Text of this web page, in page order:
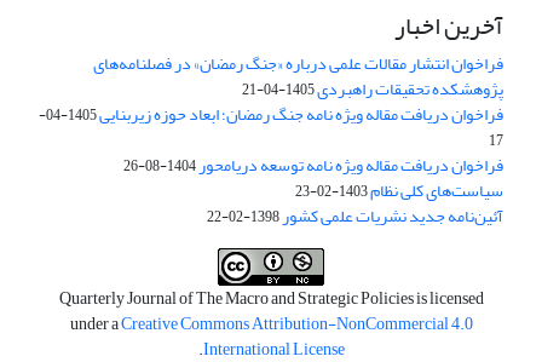
آخرین اخبار
فراخوان انتشار مقالات علمی درباره «جنگ رمضان» در فصلنامه‌های
پژوهشکده تحقیقات راهبردی1405-04-21
فراخوان دریافت مقاله ویژه نامه جنگ رمضان؛ ابعاد حوزه زیربنایی
1405-04-
17
فراخوان دریافت مقاله ویژه نامه توسعه دریامحور1404-08-26
سیاست‌های کلی نظام1403-02-23
آئین‌نامه جدید نشریات علمی کشور1398-02-22
Quarterly Journal of The Macro and Strategic Policies is licensed
under aCreative Commons Attribution-NonCommercial 4.0
International License
.